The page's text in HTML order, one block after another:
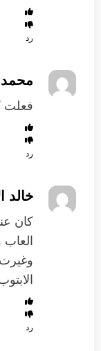
رد
محمد
رد
خالد
كان
رد